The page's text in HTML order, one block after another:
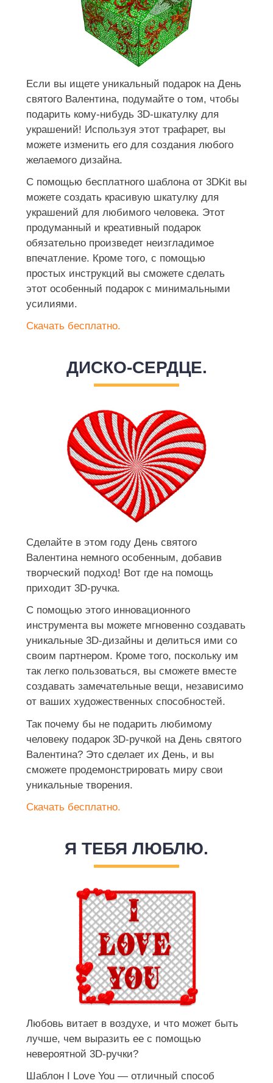
Если вы ищете уникальный подарок на День
святого Валентина, подумайте о том, чтобы
подарить кому-нибудь 3D-шкатулку для
украшений! Используя этот трафарет, вы
можете изменить его для создания любого
желаемого дизайна.
С помощью бесплатного шаблона от 3DKit вы
можете создать красивую шкатулку для
украшений для любимого человека. Этот
продуманный и креативный подарок
обязательно произведет неизгладимое
впечатление. Кроме того, с помощью
простых инструкций вы сможете сделать
этот особенный подарок с минимальными
усилиями.
Скачать бесплатно.
ДИСКО-СЕРДЦЕ.
Сделайте в этом году День святого
Валентина немного особенным, добавив
творческий подход! Вот где на помощь
приходит 3D-ручка.
С помощью этого инновационного
инструмента вы можете мгновенно создавать
уникальные 3D-дизайны и делиться ими со
своим партнером. Кроме того, поскольку им
так легко пользоваться, вы сможете вместе
создавать замечательные вещи, независимо
от ваших художественных способностей.
Так почему бы не подарить любимому
человеку подарок 3D-ручкой на День святого
Валентина? Это сделает их День, и вы
сможете продемонстрировать миру свои
уникальные творения.
Скачать бесплатно.
Я ТЕБЯ ЛЮБЛЮ.
Любовь витает в воздухе, и что может быть
лучше, чем выразить ее с помощью
невероятной 3D-ручки?
Шаблон I Love You — отличный способ